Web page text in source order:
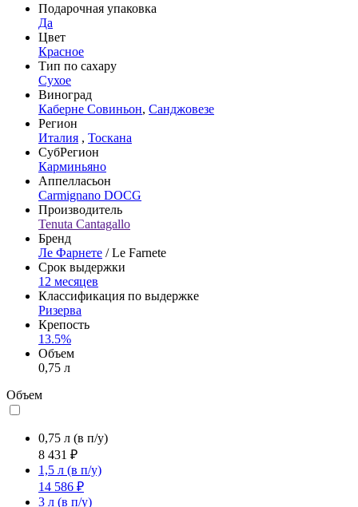
Подарочная упаковка
Да
Цвет
Красное
Тип по сахару
Сухое
Виноград
Каберне Совиньон, Санджовезе
Регион
Италия , Тоскана
СубРегион
Карминьяно
Аппелласьон
Carmignano DOCG
Производитель
Tenuta Cantagallo
Бренд
Ле Фарнете / Le Farnete
Срок выдержки
12 месяцев
Классификация по выдержке
Ризерва
Крепость
13.5%
Объем
0,75 л
Объем
0,75 л (в п/у)
8 431 ₽
1,5 л (в п/у)
14 586 ₽
3 л (в п/у)